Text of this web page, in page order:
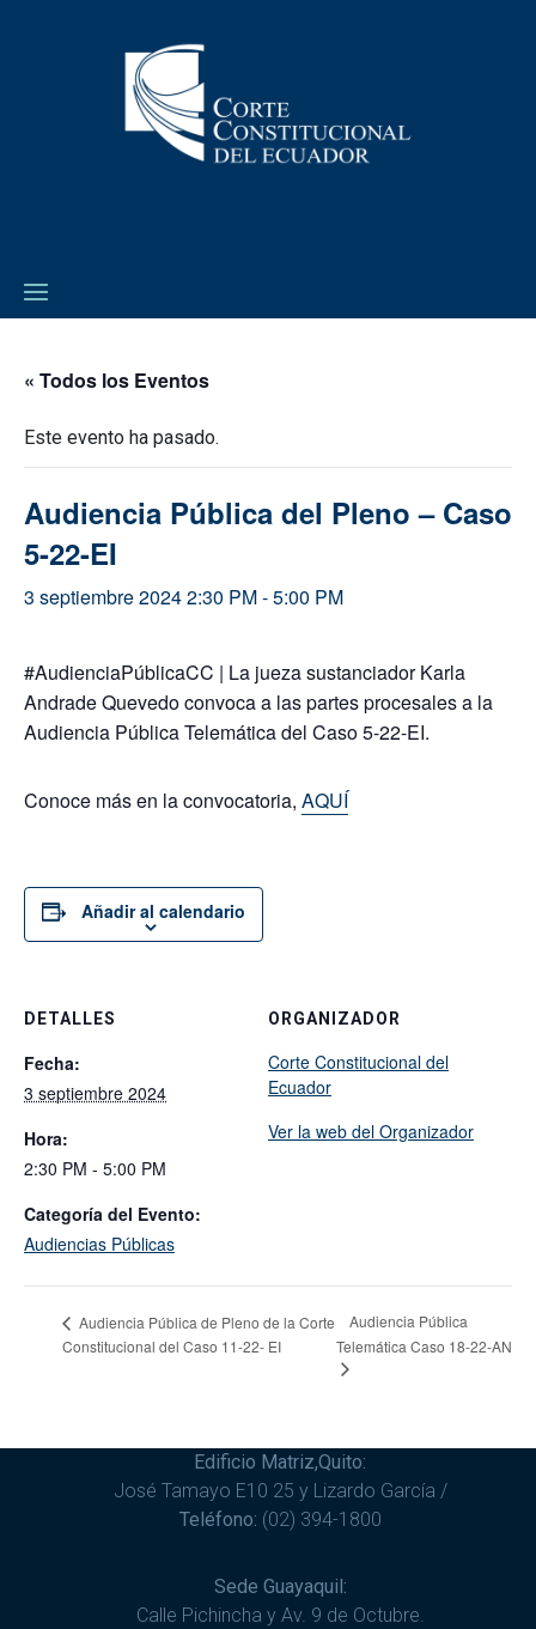
« Todos los Eventos
Este evento ha pasado.
Audiencia Pública del Pleno – Caso
5-22-EI
3 septiembre 2024 2:30 PM-5:00 PM
#AudienciaPúblicaCC | La jueza sustanciador Karla
Andrade Quevedo convoca a las partes procesales a la
Audiencia Pública Telemática del Caso 5-22-EI.
Conoce más en la convocatoria, AQUÍ
Añadir al calendario
DETALLES
Fecha:
3 septiembre 2024
Hora:
2:30 PM - 5:00 PM
Categoría del Evento:
Audiencias Públicas
ORGANIZADOR
Corte Constitucional del
Ecuador
Ver la web del Organizador
Audiencia Pública de Pleno de la Corte
Constitucional del Caso 11-22- EI
Audiencia Pública
Telemática Caso 18-22-AN
Edificio Matriz,Quito:
José Tamayo E10 25 y Lizardo García /
Teléfono: (02) 394-1800
Sede Guayaquil:
Calle Pichincha y Av. 9 de Octubre.